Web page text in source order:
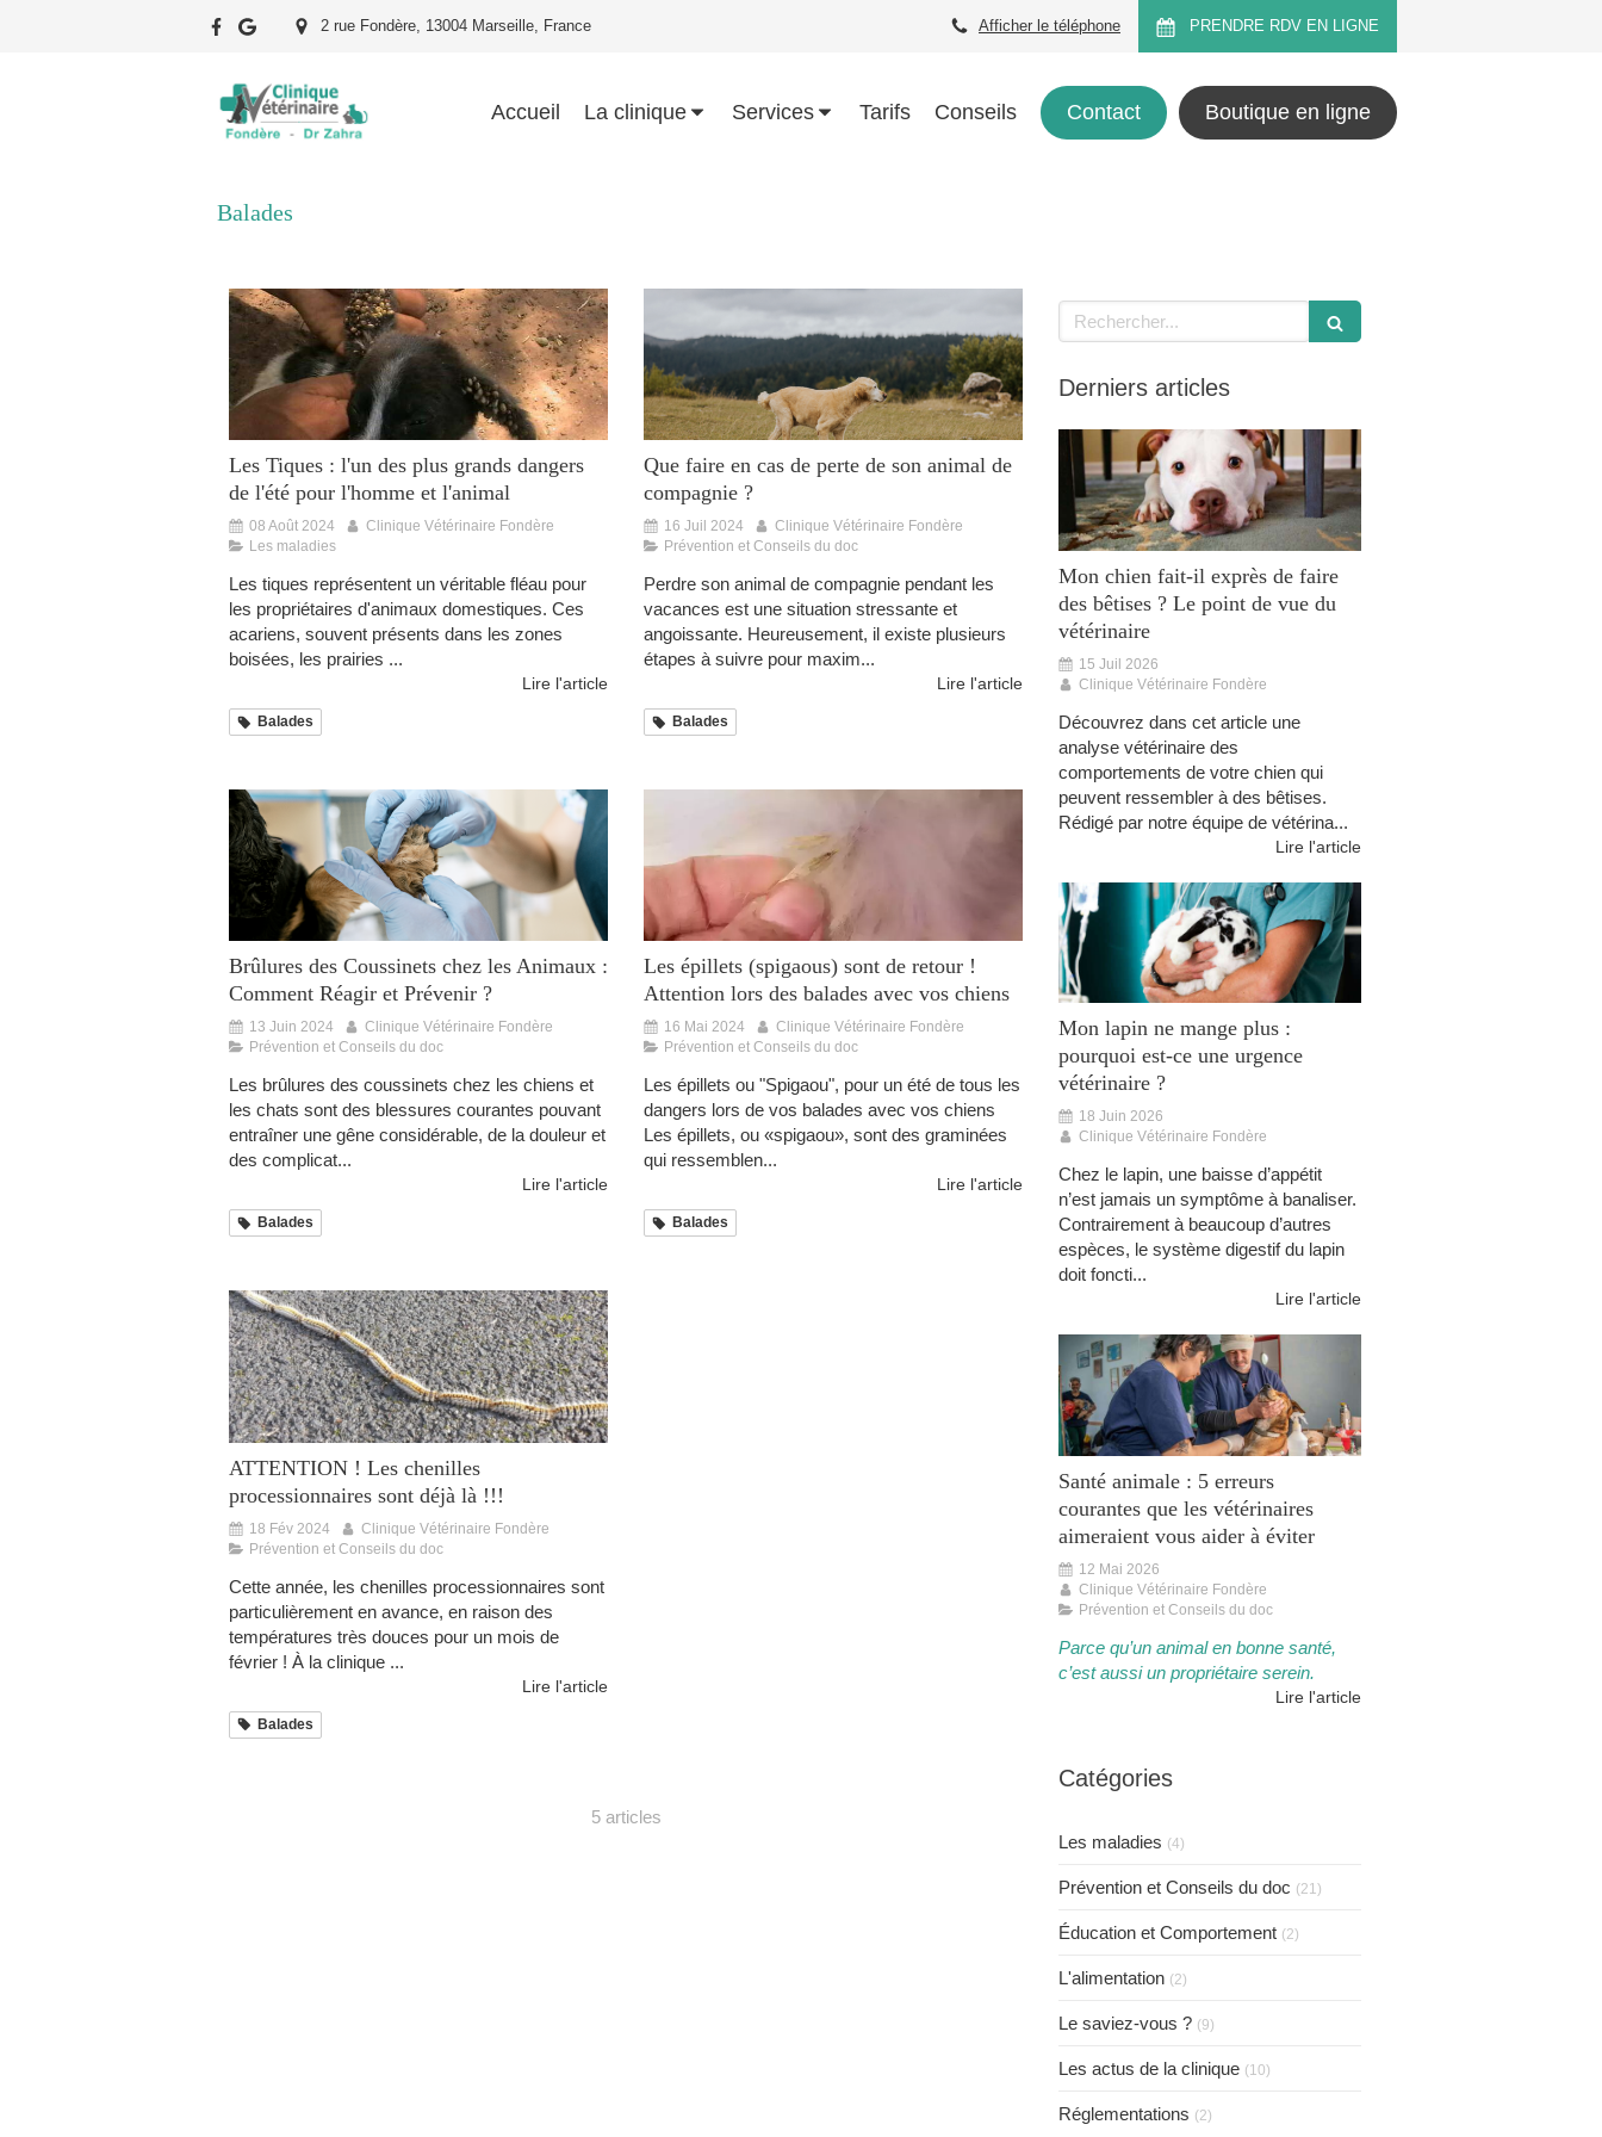
2 rue Fondère, 13004 Marseille, France PRENDRE RDV EN LIGNE
Afficher le téléphone
Accueil La clinique Services Tarifs Conseils Contact Boutique en ligne
Balades
Les Tiques : l'un des plus grands dangers
de l'été pour l'homme et l'animal
08 Août 2024
Clinique Vétérinaire Fondère
Les maladies
Les tiques représentent un véritable fléau pour
les propriétaires d'animaux domestiques. Ces
acariens, souvent présents dans les zones
boisées, les prairies ...
Lire l'article
Balades
Que faire en cas de perte de son animal de
compagnie ?
16 Juil 2024
Clinique Vétérinaire Fondère
Prévention et Conseils du doc
Perdre son animal de compagnie pendant les
vacances est une situation stressante et
angoissante. Heureusement, il existe plusieurs
étapes à suivre pour maxim...
Lire l'article
Balades
Brûlures des Coussinets chez les Animaux :
Comment Réagir et Prévenir ?
13 Juin 2024
Clinique Vétérinaire Fondère
Prévention et Conseils du doc
Les brûlures des coussinets chez les chiens et
les chats sont des blessures courantes pouvant
entraîner une gêne considérable, de la douleur et
des complicat...
Lire l'article
Balades
Les épillets (spigaous) sont de retour !
Attention lors des balades avec vos chiens
16 Mai 2024
Clinique Vétérinaire Fondère
Prévention et Conseils du doc
Les épillets ou "Spigaou", pour un été de tous les
dangers lors de vos balades avec vos chiens
Les épillets, ou «spigaou», sont des graminées
qui ressemblen...
Lire l'article
Balades
ATTENTION ! Les chenilles
processionnaires sont déjà là !!!
18 Fév 2024
Clinique Vétérinaire Fondère
Prévention et Conseils du doc
Cette année, les chenilles processionnaires sont
particulièrement en avance, en raison des
températures très douces pour un mois de
février ! À la clinique ...
Lire l'article
Balades
5 articles
Rechercher
Derniers articles
Mon chien fait-il exprès de faire
des bêtises ? Le point de vue du
vétérinaire
15 Juil 2026
Clinique Vétérinaire Fondère
Découvrez dans cet article une
analyse vétérinaire des
comportements de votre chien qui
peuvent ressembler à des bêtises.
Rédigé par notre équipe de vétérina...
Lire l'article
Mon lapin ne mange plus :
pourquoi est-ce une urgence
vétérinaire ?
18 Juin 2026
Clinique Vétérinaire Fondère
Chez le lapin, une baisse d’appétit
n’est jamais un symptôme à banaliser.
Contrairement à beaucoup d’autres
espèces, le système digestif du lapin
doit foncti...
Lire l'article
Santé animale : 5 erreurs
courantes que les vétérinaires
aimeraient vous aider à éviter
12 Mai 2026
Clinique Vétérinaire Fondère
Prévention et Conseils du doc
Parce qu’un animal en bonne santé,
c’est aussi un propriétaire serein.​​
Lire l'article
Catégories
Les maladies (4)
Prévention et Conseils du doc (21)
Éducation et Comportement (2)
L'alimentation (2)
Le saviez-vous ? (9)
Les actus de la clinique (10)
Réglementations (2)